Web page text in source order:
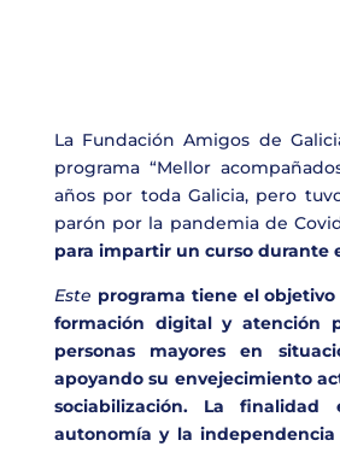
La Fundación Amigos de
programa “Mellor
años por toda Galicia, pero
parón por la pandemia de
para impartir un curso durante
Este programa tiene el objetivo
formación digital y atención
personas mayores en
apoyando su envejecimiento
sociabilización. La finalidad
autonomía y la independencia